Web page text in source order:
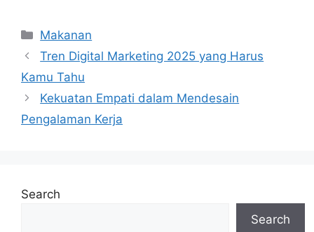
at
s
A
p
p
e
o
o
a
s
gr
m
Categories
Makanan
Tren Digital Marketing 2025 yang Harus
Kamu Tahu
Kekuatan Empati dalam Mendesain
Pengalaman Kerja
Search
Search